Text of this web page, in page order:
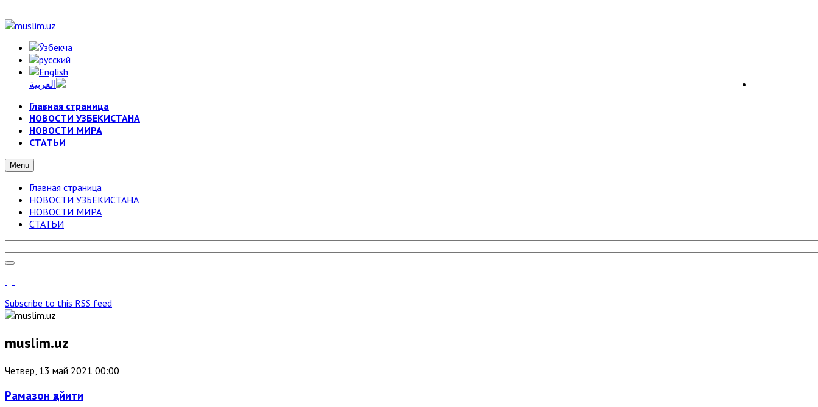
Главная страница
НОВОСТИ УЗБЕКИСТАНА
НОВОСТИ МИРА
СТАТЬИ
Menu
Главная страница
НОВОСТИ УЗБЕКИСТАНА
НОВОСТИ МИРА
СТАТЬИ
Subscribe to this RSS feed
muslim.uz
Четвер, 13 май 2021 00:00
Рамазон ҳайити